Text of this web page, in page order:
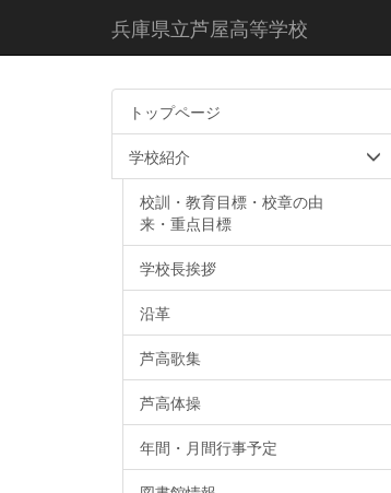
兵庫県立芦屋高等学校
トップページ
学校紹介
校訓・教育目標・校章の由
来・重点目標
学校長挨拶
沿革
芦高歌集
芦高体操
年間・月間行事予定